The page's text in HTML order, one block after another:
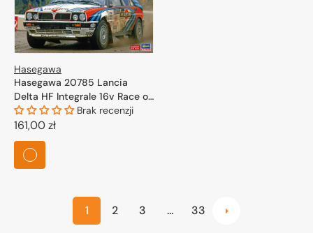
Hasegawa
Hasegawa 20785 Lancia
Delta HF Integrale 16v Race of
Champions 1991 1/24
Brak recenzji
Cena
regularna
161,00 zł
1 2 3 … 33